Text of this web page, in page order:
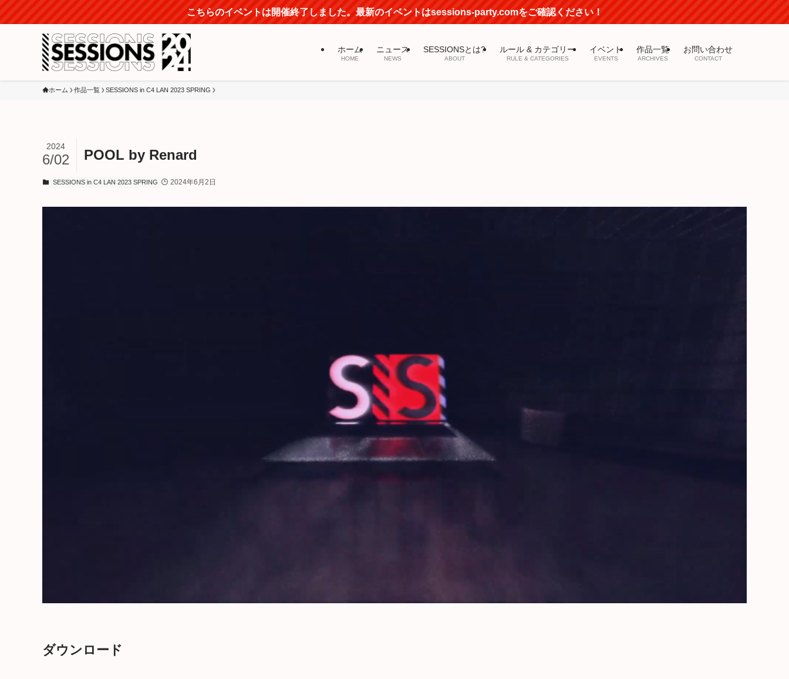
こちらのイベントは開催終了しました。最新のイベントはsessions-party.comをご確認ください！
ホーム
HOME
ニュース
NEWS
SESSIONSとは?
ABOUT
ルール & カテゴリー
RULE & CATEGORIES
イベント
EVENTS
作品一覧
ARCHIVES
お問い合わせ
CONTACT
ホーム 作品一覧 SESSIONS in C4 LAN 2023 SPRING
POOL by Renard
2024
6/02
SESSIONS in C4 LAN 2023 SPRING 2024年6月2日
ダウンロード